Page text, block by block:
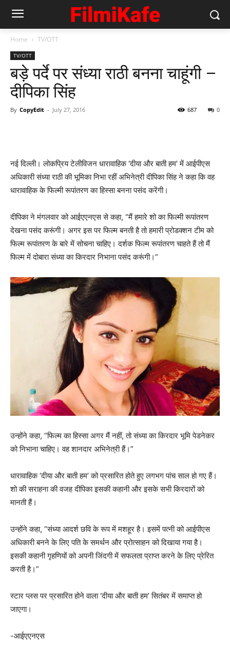
Home TV/OTT
TV/OTT
बड़े पर्दे पर संध्‍या राठी बनना चाहूंगी –
दीपिका सिंह
By CopyEdit - July 27, 2016 0
687
नई दिल्ली। लोकप्रिय टेलीविजन धारावाहिक ‘दीया और बाती हम’ में आईपीएस
अधिकारी संध्या राठी की भूमिका निभा रहीं अभिनेत्री दीपिका सिंह ने कहा कि वह
धारावाहिक के फिल्मी रूपांतरण का हिस्सा बनना पसंद करेंगी।
दीपिका ने मंगलवार को आईएएनएस से कहा, “मैं हमारे शो का फिल्मी रूपांतरण
देखना पसंद करूंगी। अगर इस पर फिल्म बनती है तो हमारी प्रोडक्शन टीम को
फिल्म रूपांतरण के बारे में सोचना चाहिए। दर्शक फिल्म रूपांतरण चाहते हैं तो मैं
फिल्म में दोबारा संध्या का किरदार निभाना पसंद करूंगी।”
उन्होंने कहा, “फिल्म का हिस्सा अगर मैं नहीं, तो संध्या का किरदार भूमि पेडनेकर
को निभाना चाहिए। वह शानदार अभिनेत्री हैं।”
धारावाहिक ‘दीया और बाती हम’ को प्रसारित होते हुए लगभग पांच साल हो गए हैं।
शो की सराहना की वजह दीपिका इसकी कहानी और इसके सभी किरदारों को
मानती हैं।
उन्होंने कहा, “संध्या आदर्श छवि के रूप में मशहूर है। इसमें पत्नी को आईपीएस
अधिकारी बनने के लिए पति के समर्थन और प्रोत्साहन को दिखाया गया है।
इसकी कहानी गृहणियों को अपनी जिंदगी में सफलता प्राप्त करने के लिए प्रेरित
करती है।”
स्टार प्लस पर प्रसारित होने वाला ‘दीया और बाती हम’ सितंबर में समाप्त हो
जाएगा।
-आईएएनएस